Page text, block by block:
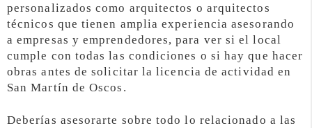
personalizados como arquitectos o arquitectos
técnicos que tienen amplia experiencia asesorando
a empresas y emprendedores, para ver si el local
cumple con todas las condiciones o si hay que hacer
obras antes de solicitar la licencia de actividad en
San Martín de Oscos.
Deberías asesorarte sobre todo lo relacionado a las